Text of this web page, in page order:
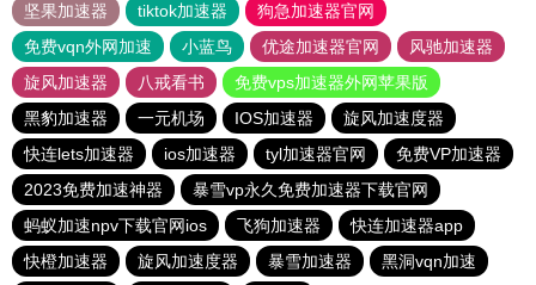
坚果加速器
tiktok加速器
狗急加速器官网
免费vqn外网加速
小蓝鸟 优途加速器官网
风驰加速器
旋风加速器
八戒看书
免费vps加速器外网苹果版
黑豹加速器
一元机场 IOS加速器
旋风加速度器
快连lets加速器
ios加速器 tyl加速器官网
免费VP加速器
2023免费加速神器
暴雪vp永久免费加速器下载官网
蚂蚁加速npv下载官网ios
飞狗加速器
快连加速器app
快橙加速器
旋风加速度器 暴雪加速器 黑洞vqn加速